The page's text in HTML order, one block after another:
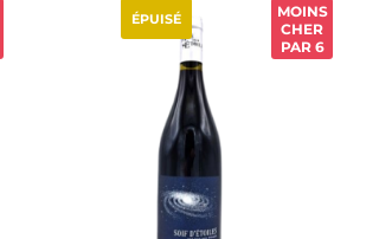
MOINS
CHER
PAR 6
ÉPUISÉ